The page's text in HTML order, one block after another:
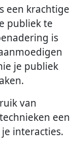
een krachtige
publiek te
is
je publiek
van
een
interacties.